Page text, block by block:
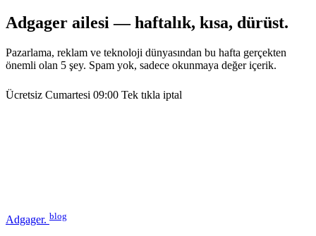
Adgager ailesi — haftalık, kısa, dürüst.
Pazarlama, reklam ve teknoloji dünyasından bu hafta gerçekten
önemli olan 5 şey. Spam yok, sadece okunmaya değer içerik.
Ücretsiz Cumartesi 09:00 Tek tıkla iptal
Adgager. blog